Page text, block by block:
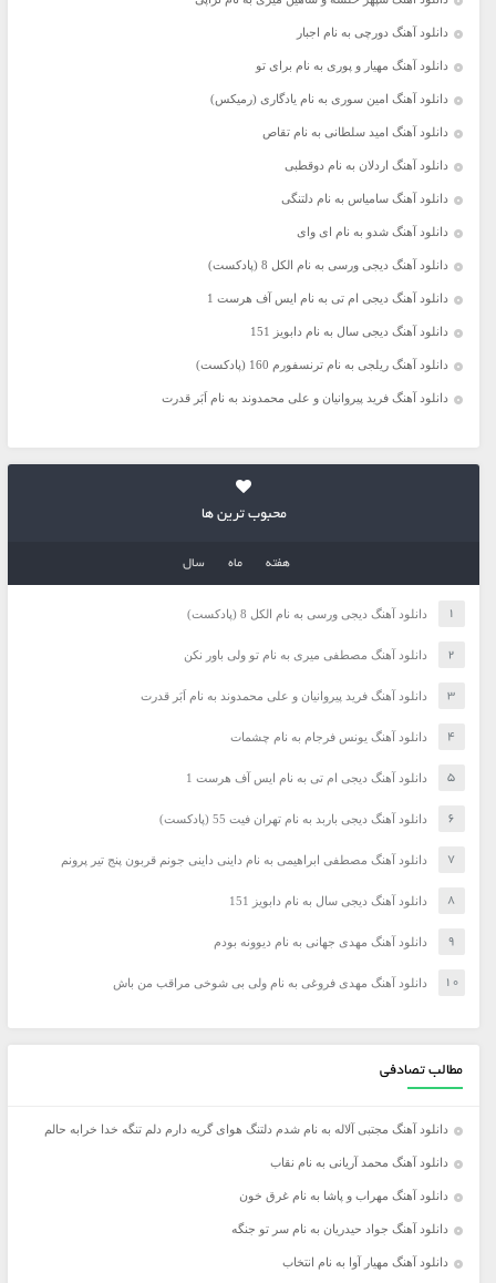
دانلود آهنگ دورچی به نام اجبار
دانلود آهنگ مهیار و پوری به نام برای تو
دانلود آهنگ امین سوری به نام یادگاری (رمیکس)
دانلود آهنگ امید سلطانی به نام تقاص
دانلود آهنگ اردلان به نام دوقطبی
دانلود آهنگ سامیاس به نام دلتنگی
دانلود آهنگ شدو به نام ای وای
دانلود آهنگ دیجی ورسی به نام الکل 8 (پادکست)
دانلود آهنگ دیجی ام تی به نام ایس آف هرست 1
دانلود آهنگ دیجی سال به نام دابویز 151
دانلود آهنگ ریلجی به نام ترنسفورم 160 (پادکست)
دانلود آهنگ فرید پیروانیان و علی محمدوند به نام اَبَر قدرت
محبوب ترین ها
هفته ماه سال
دانلود آهنگ دیجی ورسی به نام الکل 8 (پادکست)
دانلود آهنگ مصطفی میری به نام تو ولی باور نکن
دانلود آهنگ فرید پیروانیان و علی محمدوند به نام اَبَر قدرت
دانلود آهنگ یونس فرجام به نام چشمات
دانلود آهنگ دیجی ام تی به نام ایس آف هرست 1
دانلود آهنگ دیجی باربد به نام تهران فیت 55 (پادکست)
دانلود آهنگ مصطفی ابراهیمی به نام داینی داینی جونم قربون پنج تیر پرونم
دانلود آهنگ دیجی سال به نام دابویز 151
دانلود آهنگ مهدی جهانی به نام دیوونه بودم
دانلود آهنگ مهدی فروغی به نام ولی بی شوخی مراقب من باش
مطالب تصادفی
دانلود آهنگ مجتبی آلاله به نام شدم دلتنگ هوای گریه دارم دلم تنگه خدا خرابه حالم
دانلود آهنگ محمد آریانی به نام نقاب
دانلود آهنگ مهراب و پاشا به نام غرق خون
دانلود آهنگ جواد حیدریان به نام سر تو جنگه
دانلود آهنگ مهیار آوا به نام انتخاب